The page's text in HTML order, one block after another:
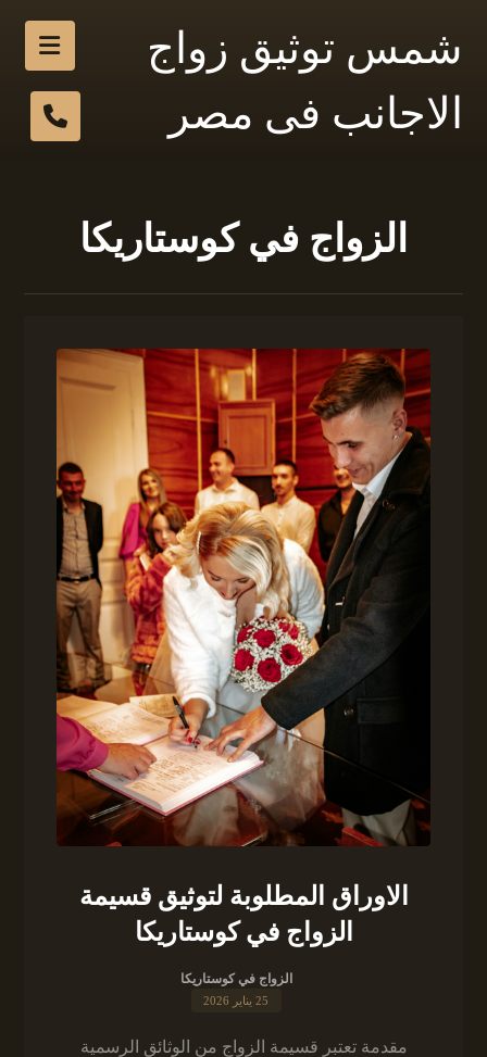
شمس توثيق زواج
الاجانب فى مصر
الزواج في كوستاريكا
الاوراق المطلوبة لتوثيق قسيمة
الزواج في كوستاريكا
الزواج في كوستاريكا
25 يناير 2026
مقدمة تعتبر قسيمة الزواج من الوثائق الرسمية